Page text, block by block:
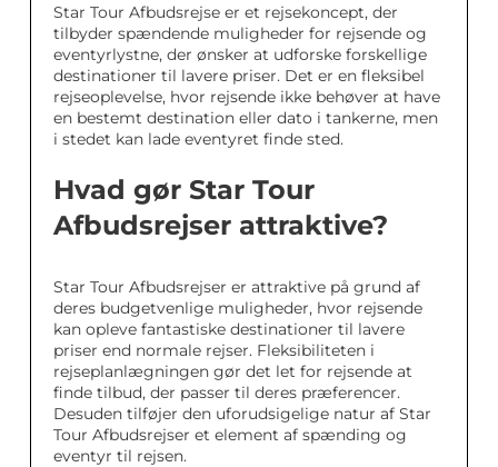
Star Tour Afbudsrejse er et rejsekoncept, der
tilbyder spændende muligheder for rejsende og
eventyrlystne, der ønsker at udforske forskellige
destinationer til lavere priser. Det er en fleksibel
rejseoplevelse, hvor rejsende ikke behøver at have
en bestemt destination eller dato i tankerne, men
i stedet kan lade eventyret finde sted.
Hvad gør Star Tour
Afbudsrejser attraktive?
Star Tour Afbudsrejser er attraktive på grund af
deres budgetvenlige muligheder, hvor rejsende
kan opleve fantastiske destinationer til lavere
priser end normale rejser. Fleksibiliteten i
rejseplanlægningen gør det let for rejsende at
finde tilbud, der passer til deres præferencer.
Desuden tilføjer den uforudsigelige natur af Star
Tour Afbudsrejser et element af spænding og
eventyr til rejsen.